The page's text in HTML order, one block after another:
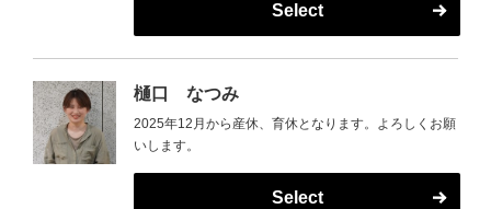
Select
樋口 なつみ
2025年12月から産休、育休となります。よろしくお願
いします。
Select